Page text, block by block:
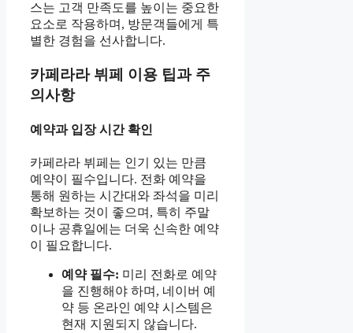
스는 고객 만족도를 높이는 중요한
요소로 작용하며, 방문객들에게 특
별한 경험을 선사합니다.
카페라라 뷔페 이용 팁과 주
의사항
예약과 입장 시간 확인
카페라라 뷔페는 인기 있는 만큼
예약이 필수입니다. 전화 예약을
통해 원하는 시간대와 좌석을 미리
확보하는 것이 좋으며, 특히 주말
이나 공휴일에는 더욱 신속한 예약
이 필요합니다.
예약 필수: 미리 전화로 예약
을 진행해야 하며, 네이버 예
약 등 온라인 예약 시스템은
현재 지원되지 않습니다.